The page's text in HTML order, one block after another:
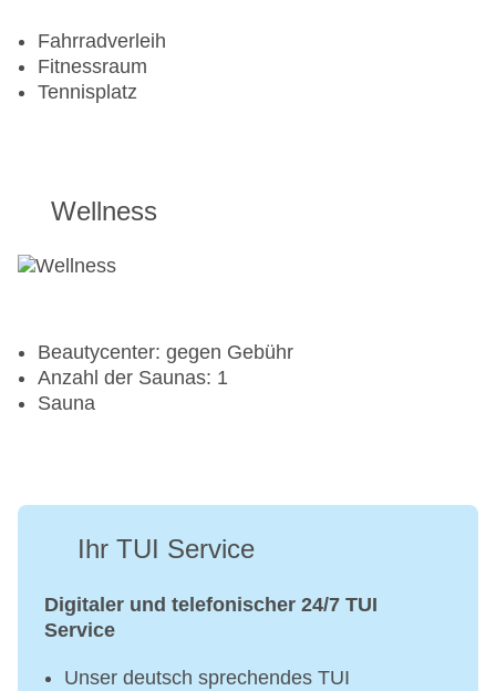
Fahrradverleih
Fitnessraum
Tennisplatz
Wellness
Beautycenter: gegen Gebühr
Anzahl der Saunas: 1
Sauna
Ihr TUI Service
Digitaler und telefonischer 24/7 TUI
Service
Unser deutsch sprechendes TUI